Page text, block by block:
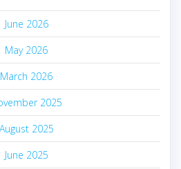
June 2026
May 2026
March 2026
2025
August 2025
June 2025